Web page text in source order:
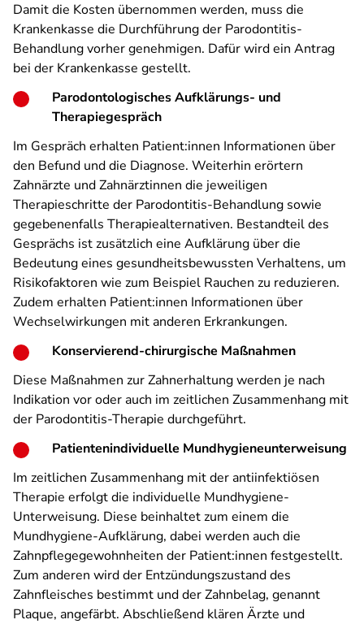
Damit die Kosten übernommen werden, muss die
Krankenkasse die Durchführung der Parodontitis-
Behandlung vorher genehmigen. Dafür wird ein Antrag
bei der Krankenkasse gestellt.
Parodontologisches Aufklärungs- und
Therapiegespräch
Im Gespräch erhalten Patient:innen Informationen über
den Befund und die Diagnose. Weiterhin erörtern
Zahnärzte und Zahnärztinnen die jeweiligen
Therapieschritte der Parodontitis-Behandlung sowie
gegebenenfalls Therapiealternativen. Bestandteil des
Gesprächs ist zusätzlich eine Aufklärung über die
Bedeutung eines gesundheitsbewussten Verhaltens, um
Risikofaktoren wie zum Beispiel Rauchen zu reduzieren.
Zudem erhalten Patient:innen Informationen über
Wechselwirkungen mit anderen Erkrankungen.
Konservierend-chirurgische Maßnahmen
Diese Maßnahmen zur Zahnerhaltung werden je nach
Indikation vor oder auch im zeitlichen Zusammenhang mit
der Parodontitis-Therapie durchgeführt.
Patientenindividuelle Mundhygieneunterweisung
Im zeitlichen Zusammenhang mit der antiinfektiösen
Therapie erfolgt die individuelle Mundhygiene-
Unterweisung. Diese beinhaltet zum einem die
Mundhygiene-Aufklärung, dabei werden auch die
Zahnpflegegewohnheiten der Patient:innen festgestellt.
Zum anderen wird der Entzündungszustand des
Zahnfleisches bestimmt und der Zahnbelag, genannt
Plaque, angefärbt. Abschließend klären Ärzte und